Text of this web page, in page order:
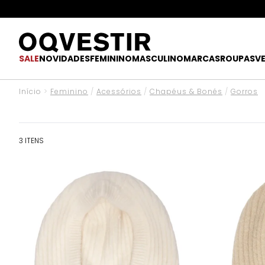
SALENOVIDADESFEMININOMASCULINOMARCASROUPAS
Início > Feminino / Acessórios / Chapéus & Bonés / Gorros
3 ITENS